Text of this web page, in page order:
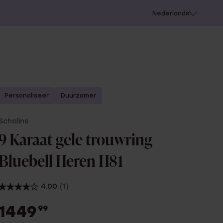
Nederlands
Personaliseer Duurzamer
Karaat gele trouwring
Bluebell Heren H81
4.00 (1)
99